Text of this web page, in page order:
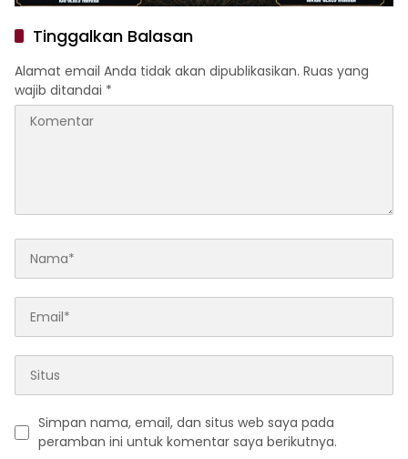
Tinggalkan Balasan
Alamat email Anda tidak akan dipublikasikan. Ruas yang
wajib ditandai *
Simpan nama, email, dan situs web saya pada
peramban ini untuk komentar saya berikutnya.